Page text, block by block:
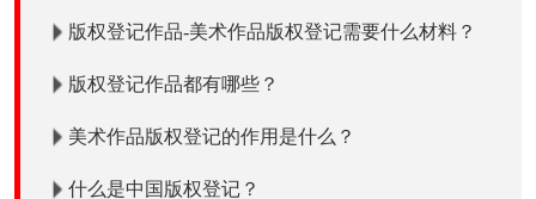
版权登记作品-美术作品版权登记需要什么材料？
版权登记作品都有哪些？
美术作品版权登记的作用是什么？
什么是中国版权登记？